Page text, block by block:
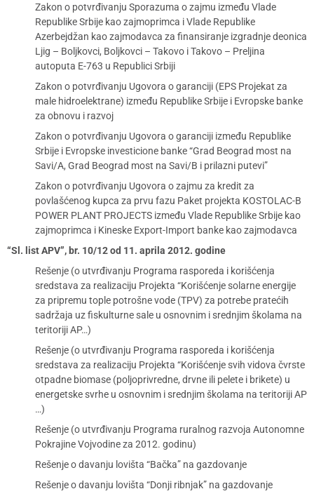
Zakon o potvrđivanju Sporazuma o zajmu između Vlade
Republike Srbije kao zajmoprimca i Vlade Republike
Azerbejdžan kao zajmodavca za finansiranje izgradnje deonica
Ljig – Boljkovci, Boljkovci – Takovo i Takovo – Preljina
autoputa E-763 u Republici Srbiji
Zakon o potvrđivanju Ugovora o garanciji (EPS Projekat za
male hidroelektrane) između Republike Srbije i Evropske banke
za obnovu i razvoj
Zakon o potvrđivanju Ugovora o garanciji između Republike
Srbije i Evropske investicione banke “Grad Beograd most na
Savi/A, Grad Beograd most na Savi/B i prilazni putevi”
Zakon o potvrđivanju Ugovora o zajmu za kredit za
povlašćenog kupca za prvu fazu Paket projekta KOSTOLAC-B
POWER PLANT PROJECTS između Vlade Republike Srbije kao
zajmoprimca i Kineske Export-Import banke kao zajmodavca
“Sl. list APV”, br. 10/12 od 11. aprila 2012. godine
Rešenje (o utvrđivanju Programa rasporeda i korišćenja
sredstava za realizaciju Projekta “Korišćenje solarne energije
za pripremu tople potrošne vode (TPV) za potrebe pratećih
sadržaja uz fiskulturne sale u osnovnim i srednjim školama na
teritoriji AP…)
Rešenje (o utvrđivanju Programa rasporeda i korišćenja
sredstava za realizaciju Projekta “Korišćenje svih vidova čvrste
otpadne biomase (poljoprivredne, drvne ili pelete i brikete) u
energetske svrhe u osnovnim i srednjim školama na teritoriji AP
…)
Rešenje (o utvrđivanju Programa ruralnog razvoja Autonomne
Pokrajine Vojvodine za 2012. godinu)
Rešenje o davanju lovišta “Bačka” na gazdovanje
Rešenje o davanju lovišta “Donji ribnjak” na gazdovanje